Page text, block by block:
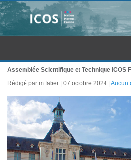
Assemblée Scientifique et Technique ICOS
Rédigé par m.faber 07 octobre 2024 Aucun